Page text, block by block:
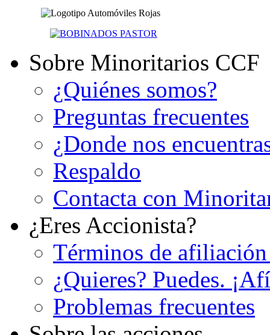
Sobre Minoritarios CCF
¿Quiénes somos?
Preguntas frecuentes
¿Donde nos
Respaldo
Contacta con
¿Eres Accionista?
Términos de
¿Quieres? Puedes.
Problemas frecuentes